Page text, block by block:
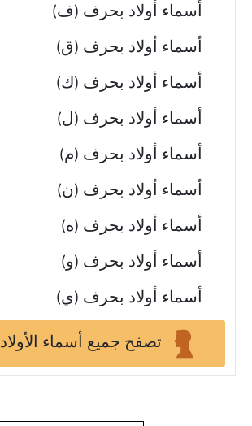
أسماء أولاد بحرف (ف)
أسماء أولاد بحرف (ق)
أسماء أولاد بحرف (ك)
أسماء أولاد بحرف (ل)
أسماء أولاد بحرف (م)
أسماء أولاد بحرف (ن)
أسماء أولاد بحرف (ه)
أسماء أولاد بحرف (و)
أسماء أولاد بحرف (ي)
تصفح جميع أسماء الأولاد